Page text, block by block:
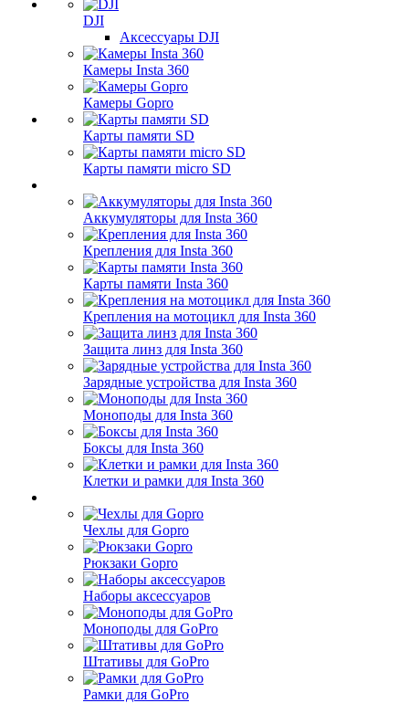
DJI
Аксессуары DJI
Камеры Insta 360
Камеры Gopro
Карты памяти SD
Карты памяти micro SD
Аккумуляторы для Insta 360
Крепления для Insta 360
Карты памяти Insta 360
Крепления на мотоцикл для Insta 360
Защита линз для Insta 360
Зарядные устройства для Insta 360
Моноподы для Insta 360
Боксы для Insta 360
Клетки и рамки для Insta 360
Чехлы для Gopro
Рюкзаки Gopro
Наборы аксессуаров
Моноподы для GoPro
Штативы для GoPro
Рамки для GoPro